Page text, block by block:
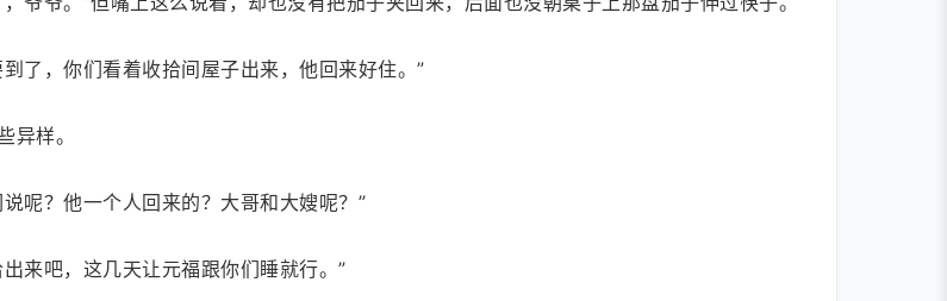
了，你们看着收拾间屋子出来，他回来好住。”
异样。
呢？他一个人回来的？大哥和大嫂呢？”
来吧，这几天让元福跟你们睡就行。”